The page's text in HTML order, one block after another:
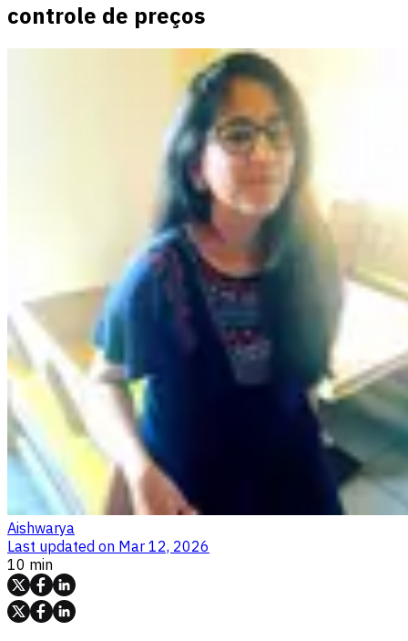
controle de preços
Aishwarya
Last updated on Mar 12, 2026
10 min